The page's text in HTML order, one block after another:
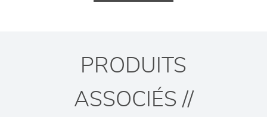
PRODUITS
ASSOCIÉS //